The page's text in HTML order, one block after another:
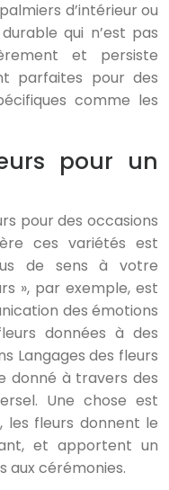
d’intérieur ou
qui n’est pas
et persiste
parfaites pour des
comme les
pour un
pour des occasions
ces variétés est
de sens à votre
», par exemple, est
des émotions
données à des
Langages des fleurs
donné à travers des
Une chose est
les fleurs donnent le
et apportent un
aux cérémonies.